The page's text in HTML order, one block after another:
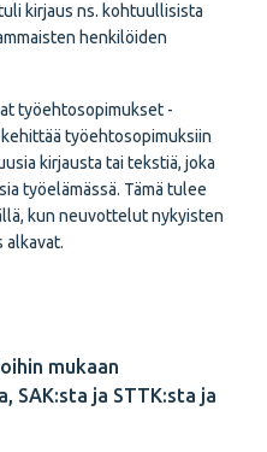
kirjaus ns. kohtuullisista
henkilöiden
työehtosopimukset -
työehtosopimuksiin
kirjausta tai tekstiä, joka
työelämässä. Tämä tulee
kun neuvottelut nykyisten
alkavat.
mukaan
SAK:sta ja STTK:sta ja